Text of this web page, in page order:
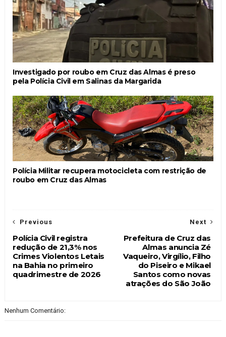
Investigado por roubo em Cruz das Almas é preso
pela Polícia Civil em Salinas da Margarida
Polícia Militar recupera motocicleta com restrição de
roubo em Cruz das Almas
Next
Prefeitura de Cruz das
Almas anuncia Zé
Vaqueiro, Virgílio, Filho
do Piseiro e Mikael
Santos como novas
atrações do São João
Previous
Polícia Civil registra
redução de 21,3% nos
Crimes Violentos Letais
na Bahia no primeiro
quadrimestre de 2026
Nenhum Comentário: